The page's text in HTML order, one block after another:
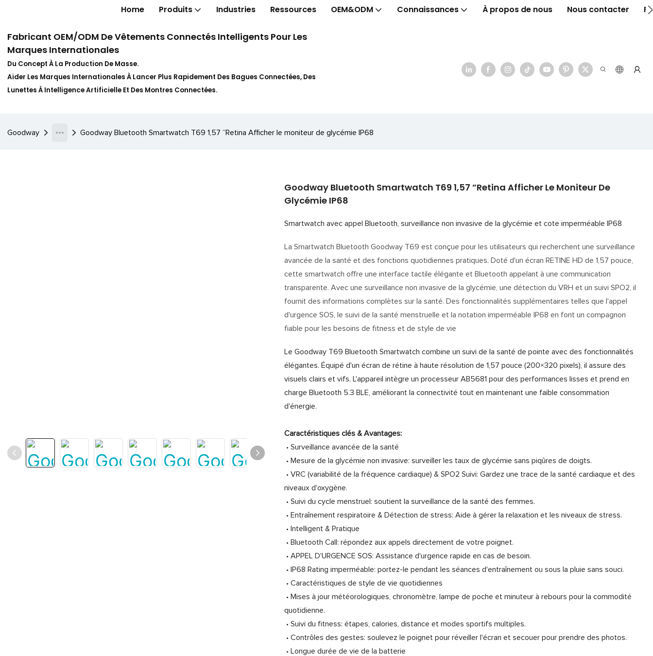
Home Produits Industries Ressources OEM&ODM Connaissances À propos de nous Nous contacter
Fabricant OEM/ODM De Vêtements Connectés Intelligents Pour Les
Marques Internationales
Du Concept À La Production De Masse.
Aider Les Marques Internationales À Lancer Plus Rapidement Des Bagues Connectées, Des
Lunettes À Intelligence Artificielle Et Des Montres Connectées.
Goodway Goodway Bluetooth Smartwatch T69 1,57 ”Retina Afficher le moniteur de glycémie IP68
Goodway Bluetooth Smartwatch T69 1,57 ”Retina Afficher Le Moniteur De
Glycémie IP68
Smartwatch avec appel Bluetooth, surveillance non invasive de la glycémie et cote imperméable IP68
La Smartwatch Bluetooth Goodway T69 est conçue pour les utilisateurs qui recherchent une surveillance
avancée de la santé et des fonctions quotidiennes pratiques. Doté d'un écran RETINE HD de 1,57 pouce,
cette smartwatch offre une interface tactile élégante et Bluetooth appelant à une communication
transparente. Avec une surveillance non invasive de la glycémie, une détection du VRH et un suivi SPO2, il
fournit des informations complètes sur la santé. Des fonctionnalités supplémentaires telles que l'appel
d'urgence SOS, le suivi de la santé menstruelle et la notation imperméable IP68 en font un compagnon
fiable pour les besoins de fitness et de style de vie
Le Goodway T69 Bluetooth Smartwatch combine un suivi de la santé de pointe avec des fonctionnalités
élégantes. Équipé d'un écran de rétine à haute résolution de 1,57 pouce (200×320 pixels), il assure des
visuels clairs et vifs. L'appareil intègre un processeur AB5681 pour des performances lisses et prend en
charge Bluetooth 5.3 BLE, améliorant la connectivité tout en maintenant une faible consommation
d'énergie.
Caractéristiques clés & Avantages:
• Surveillance avancée de la santé
• Mesure de la glycémie non invasive: surveiller les taux de glycémie sans piqûres de doigts.
• VRC (variabilité de la fréquence cardiaque) & SPO2 Suivi: Gardez une trace de la santé cardiaque et des
niveaux d'oxygène.
• Suivi du cycle menstruel: soutient la surveillance de la santé des femmes.
• Entraînement respiratoire & Détection de stress: Aide à gérer la relaxation et les niveaux de stress.
• Intelligent & Pratique
• Bluetooth Call: répondez aux appels directement de votre poignet.
• APPEL D'URGENCE SOS: Assistance d'urgence rapide en cas de besoin.
• IP68 Rating imperméable: portez-le pendant les séances d'entraînement ou sous la pluie sans souci.
• Caractéristiques de style de vie quotidiennes
• Mises à jour météorologiques, chronomètre, lampe de poche et minuteur à rebours pour la commodité
quotidienne.
• Suivi du fitness: étapes, calories, distance et modes sportifs multiples.
• Contrôles des gestes: soulevez le poignet pour réveiller l'écran et secouer pour prendre des photos.
• Longue durée de vie de la batterie